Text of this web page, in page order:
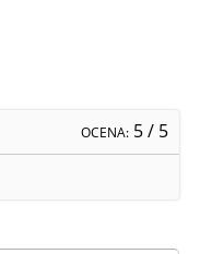
OCENA: 5/ 5